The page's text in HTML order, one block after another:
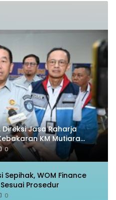
Direksi Jasa Raharja
KM Mutiara
0
Sepihak, WOM Finance
Prosedur
0